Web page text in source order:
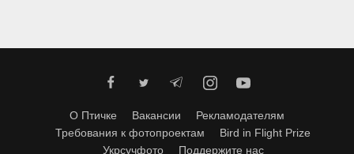
О Птичке Вакансии
Рекламодателям
Требования к фотопроектам
Bird in Flight Prize
Укрсучфото
Поддержите нас